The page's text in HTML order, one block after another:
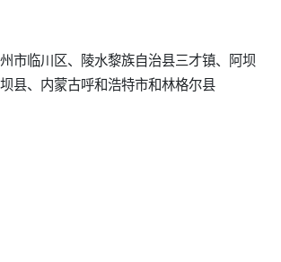
市临川区、陵水黎族自治县三才镇、阿坝
县、内蒙古呼和浩特市和林格尔县